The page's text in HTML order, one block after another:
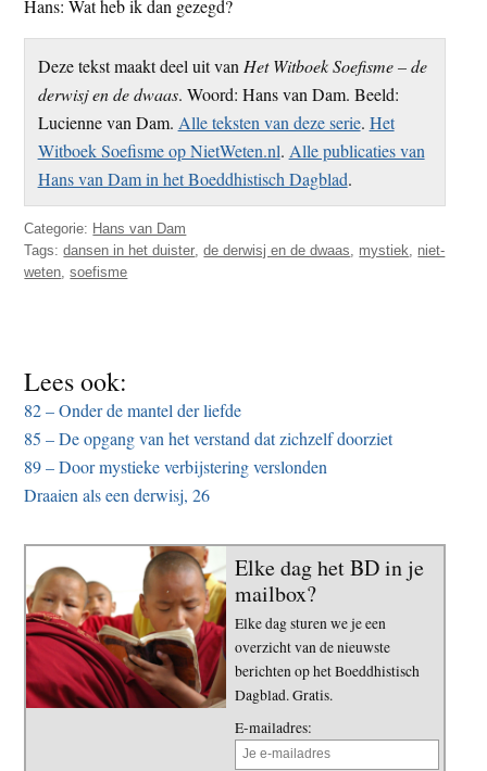
Hans: Wat heb ik dan gezegd?
Deze tekst maakt deel uit van Het Witboek Soefisme – de
derwisj en de dwaas. Woord: Hans van Dam. Beeld:
Lucienne van Dam. Alle teksten van deze serie. Het
Witboek Soefisme op NietWeten.nl. Alle publicaties van
Hans van Dam in het Boeddhistisch Dagblad.
Categorie: Hans van Dam
Tags:dansen in het duister ,de derwisj en de dwaas mystiek
niet-
weten ,soefisme
Lees ook:
82 – Onder de mantel der liefde
85 – De opgang van het verstand dat zichzelf doorziet
89 – Door mystieke verbijstering verslonden
Draaien als een derwisj, 26
Elke dag het BD in je
mailbox?
Elke dag sturen we je een
overzicht van de nieuwste
berichten op het Boeddhistisch
Dagblad. Gratis.
E-mailadres: